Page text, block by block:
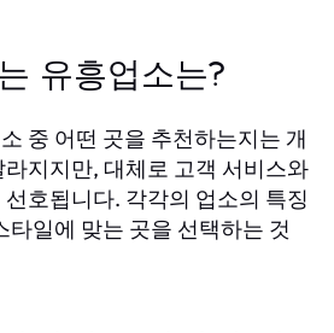
유흥업소는?
중 어떤 곳을 추천하는지는 개
지지만, 대체로 고객 서비스와
호됩니다. 각각의 업소의 특징
타일에 맞는 곳을 선택하는 것